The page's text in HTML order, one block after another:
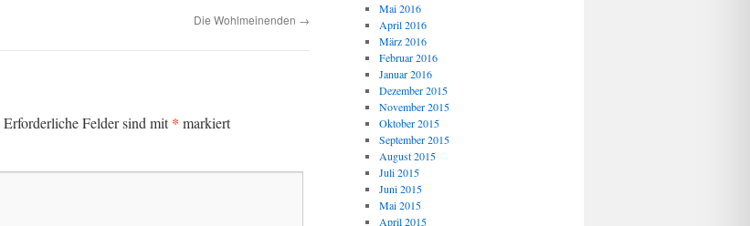
Die Wohlmeinenden →
Erforderliche Felder sind mit* markiert
Mai 2016
April 2016
März 2016
Februar 2016
Januar 2016
Dezember 2015
November 2015
Oktober 2015
September 2015
August 2015
Juli 2015
Juni 2015
Mai 2015
April 2015